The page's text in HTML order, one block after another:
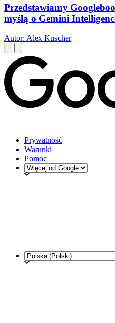
Przedstawiamy
myślą o Gemini
Autor: Alex Kuscher
Prywatność
Warunki
Pomoc